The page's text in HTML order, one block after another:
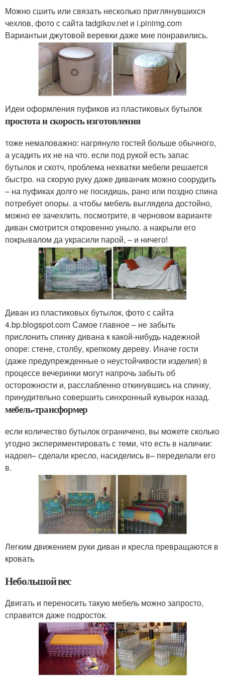
Можно сшить или связать несколько приглянувшихся
чехлов, фото с сайта tadgikov.net и i.pinimg.com
Вариантыи джутовой веревки даже мне понравились.
Идеи оформления пуфиков из пластиковых бутылок
простота и скорость изготовления
тоже немаловажно: нагрянуло гостей больше обычного,
а усадить их не на что. если под рукой есть запас
бутылок и скотч, проблема нехватки мебели решается
быстро. на скорую руку даже диванчик можно соорудить
– на пуфиках долго не посидишь, рано или поздно спина
потребует опоры. а чтобы мебель выглядела достойно,
можно ее зачехлить. посмотрите, в черновом варианте
диван смотрится откровенно уныло. а накрыли его
покрывалом да украсили парой, – и ничего!
Диван из пластиковых бутылок, фото с сайта
4.bp.blogspot.com Самое главное – не забыть
прислонить спинку дивана к какой-нибудь надежной
опоре: стене, столбу, крепкому дереву. Иначе гости
(даже предупрежденные о неустойчивости изделия) в
процессе вечеринки могут напрочь забыть об
осторожности и, расслабленно откинувшись на спинку,
принудительно совершить синхронный кувырок назад.
мебель-трансформер
если количество бутылок ограничено, вы можете сколько
угодно экспериментировать с теми, что есть в наличии:
надоел– сделали кресло, насиделись в– переделали его
в.
Легким движением руки диван и кресла превращаются в
кровать
Небольшой вес
Двигать и переносить такую мебель можно запросто,
справится даже подросток.